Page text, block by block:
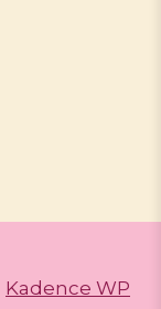
Kadence WP